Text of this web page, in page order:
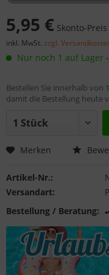
5,95 € Skonto-
inkl. MwSt. zzgl.
Nur noch 1 auf Lager
Bestellen Sie innerhalb von
damit die Bestellung heute
Merken
Artikel-Nr.:
Versandart:
Bestellung / Beratung: